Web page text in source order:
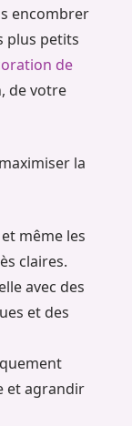
encombrer
plus petits
de
de votre
la
même les
claires.
avec des
et des
et agrandir